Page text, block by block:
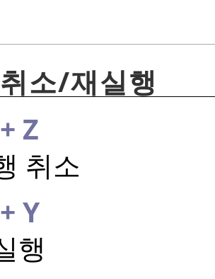
소/재실행
Z
취소
Y
행